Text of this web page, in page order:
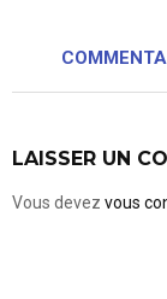
LAISSER UN
Vous devez vous